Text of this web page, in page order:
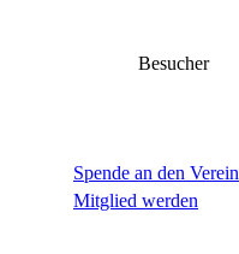
Besucher
Spende an den Verein
Mitglied werden